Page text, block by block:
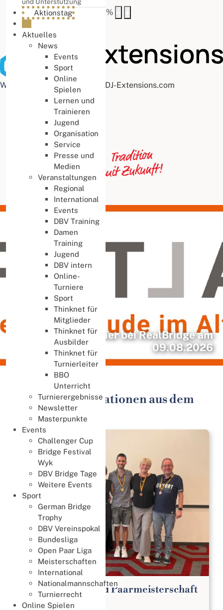
Buchstabenabstand
%
Web Accessibility plugin by DJ-Extensions.com
Aktionstag
Aktuelles
News
Events
Sport
Online
Spielen
Lernen und
Trainieren
Jugend
Organisation
Service
Presse und
Medien
Veranstaltungen
Regional
International
Events
DBV Training
Damen
Training
Jugend
DBV intern
Online-
Turniere
Sport
Thinknet für
Mitglieder
Thinknet für
Ausbilder
Thinknet für
Turnierleiter
BBO
Unterricht
Turnierergebnisse
Newsletter
Masterpunkte
Events
Challenger Cup
Bridge Festival
Wyk
DBV Bridge Tage
Weitere Events
Sport
German Bridge
Trophy
DBV Vereinspokal
Bundesliga
Open Paar Liga
Meisterschaften
International
Nationalmannschaften
Turnierrecht
Online Spielen
Benefizturnier bei RealBridge am
09.08.2026
Aktuelle Seite:Startseite
Aktuelle Informationen aus dem
DBV
65. Deutsche Mixed Paarmeisterschaft
2026